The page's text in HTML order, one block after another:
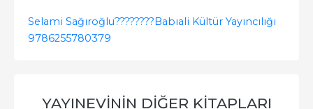
Selami Sağıroğlu????????Babıali Kültür Yayıncılığı
9786255780379
YAYINEVININ DIĞER KITAPLARI